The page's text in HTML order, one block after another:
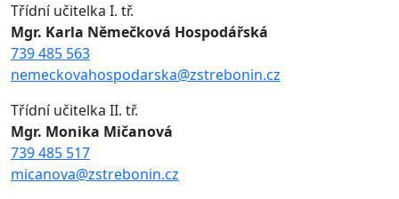
Třídní učitelka I. tř.
Mgr. Karla Němečková Hospodářská
739 485 563
nemeckovahospodarska@zstrebonin.cz
Třídní učitelka II. tř.
Mgr. Monika Mičanová
739 485 517
micanova@zstrebonin.cz